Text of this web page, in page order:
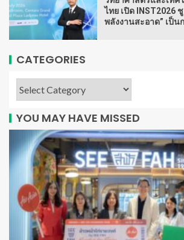
ไทย เปิด INST2026
พลังงานสะอาด” เป็
CATEGORIES
YOU MAY HAVE MISSED